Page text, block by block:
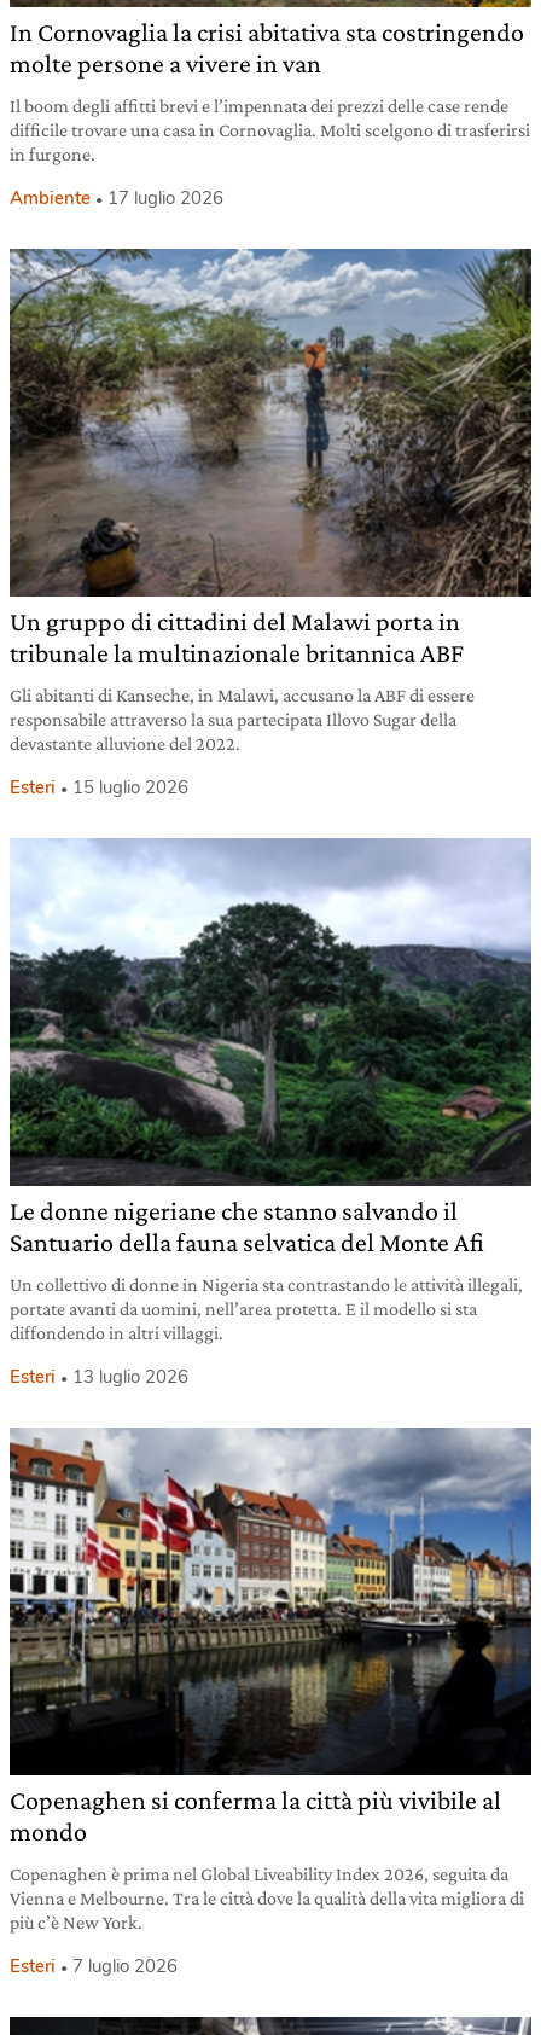
In Cornovaglia la crisi abitativa sta costringendo
molte persone a vivere in van
Il boom degli affitti brevi e l’impennata dei prezzi delle case rende
difficile trovare una casa in Cornovaglia. Molti scelgono di trasferirsi
in furgone.
Ambiente 17 luglio 2026
Un gruppo di cittadini del Malawi porta in
tribunale la multinazionale britannica ABF
Gli abitanti di Kanseche, in Malawi, accusano la ABF di essere
responsabile attraverso la sua partecipata Illovo Sugar della
devastante alluvione del 2022.
Esteri 15 luglio 2026
Le donne nigeriane che stanno salvando il
Santuario della fauna selvatica del Monte Afi
Un collettivo di donne in Nigeria sta contrastando le attività illegali,
portate avanti da uomini, nell’area protetta. E il modello si sta
diffondendo in altri villaggi.
Esteri 13 luglio 2026
Copenaghen si conferma la città più vivibile al
mondo
Copenaghen è prima nel Global Liveability Index 2026, seguita da
Vienna e Melbourne. Tra le città dove la qualità della vita migliora di
più c’è New York.
Esteri 7 luglio 2026